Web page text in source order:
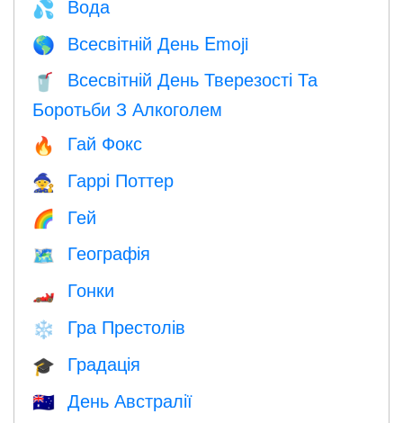
💦 Вода
🌎 Всесвітній День Emoji
🥤
Всесвітній День Тверезості Та
Боротьби З Алкоголем
🔥 Гай Фокс
🧙 Гаррі Поттер
🌈 Гей
🗺 Географія
🏎 Гонки
❄️ Гра Престолів
🎓 Градація
🇦🇺 День Австралії